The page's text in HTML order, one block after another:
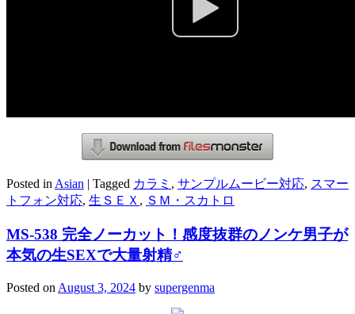
Posted in Asian | Tagged カラミ , サンプルムービー対応, スマー
トフォン対応, 生ＳＥＸ , ＳＭ・スカトロ
MS-538 完全ノーカット！感度抜群のノンケ男子が
本気の生SEXで大量射精♂
Posted on August 3, 2024 by supergenma